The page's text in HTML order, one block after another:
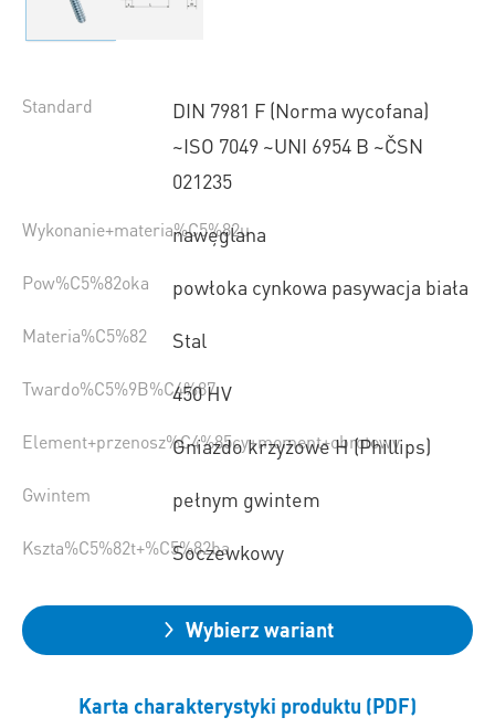
Standard
DIN 7981 F (Norma wycofana)
~ISO 7049 ~UNI 6954 B ~ČSN
021235
Wykonanie+materia%C5%82u
nawęglana
Pow%C5%82oka powłoka cynkowa pasywacja biała
Materia%C5%82 Stal
Twardo%C5%9B%C4%87
450 HV
Element+przenosz%C4%85cy+moment+obrotowy
Gniazdo krzyżowe H (Phillips)
Gwintem pełnym gwintem
Kszta%C5%82t+%C5%82baSoczewkowy
Wybierz wariant
Karta charakterystyki produktu (PDF)